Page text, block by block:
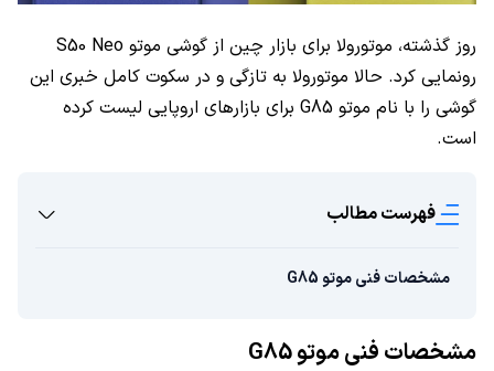
روز گذشته، موتورولا برای بازار چین از گوشی موتو S50 Neo
رونمایی کرد. حالا موتورولا به تازگی و در سکوت کامل خبری این
گوشی را با نام موتو G85‌ برای بازارهای اروپایی لیست کرده
است.
فهرست مطالب
مشخصات فنی موتو G85
مشخصات فنی موتو G85